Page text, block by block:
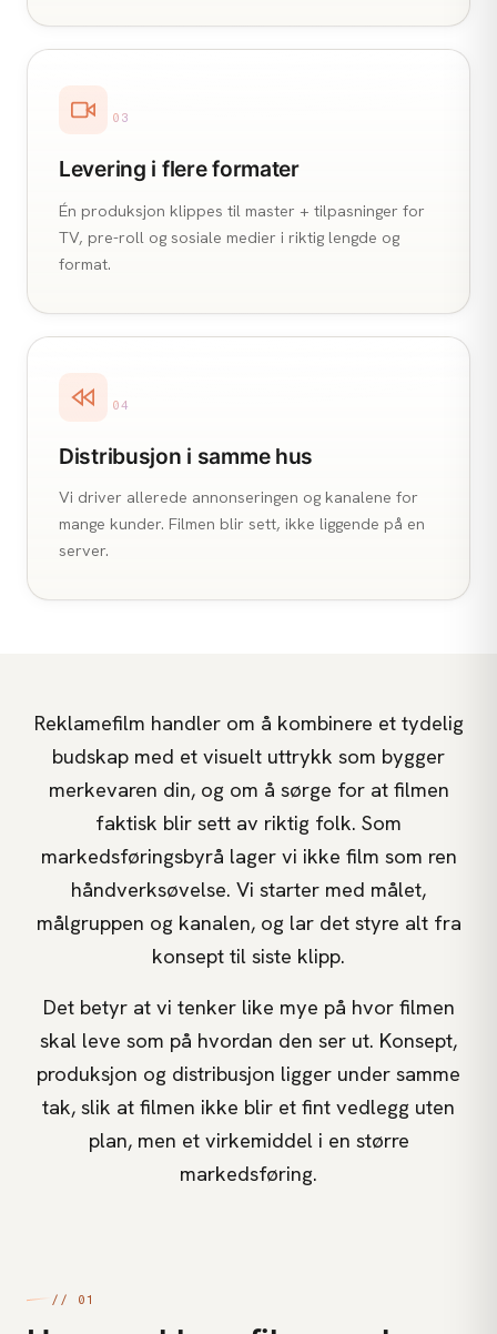
03
Levering i flere formater
Én produksjon klippes til master + tilpasninger for
TV, pre-roll og sosiale medier i riktig lengde og
format.
04
Distribusjon i samme hus
Vi driver allerede annonseringen og kanalene for
mange kunder. Filmen blir sett, ikke liggende på en
server.
Reklamefilm handler om å kombinere et tydelig
budskap med et visuelt uttrykk som bygger
merkevaren din, og om å sørge for at filmen
faktisk blir sett av riktig folk. Som
markedsføringsbyrå lager vi ikke film som ren
håndverksøvelse. Vi starter med målet,
målgruppen og kanalen, og lar det styre alt fra
konsept til siste klipp.
Det betyr at vi tenker like mye på hvor filmen
skal leve som på hvordan den ser ut. Konsept,
produksjon og distribusjon ligger under samme
tak, slik at filmen ikke blir et fint vedlegg uten
plan, men et virkemiddel i en større
markedsføring.
// 01